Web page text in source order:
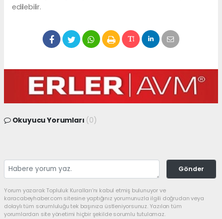
edilebilir.
Okuyucu Yorumları (0)
Gönder
Yorum yazarak Topluluk Kuralları’nı kabul etmiş bulunuyor ve
karacabeyhaber.com sitesine yaptığınız yorumunuzla ilgili doğrudan veya
dolaylı tüm sorumluluğu tek başınıza üstleniyorsunuz. Yazılan tüm
yorumlardan site yönetimi hiçbir şekilde sorumlu tutulamaz.